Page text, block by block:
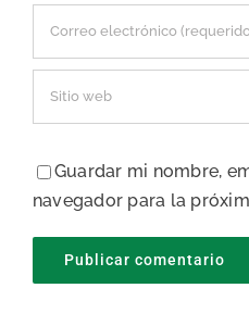
Guardar mi nombre,
navegador para la